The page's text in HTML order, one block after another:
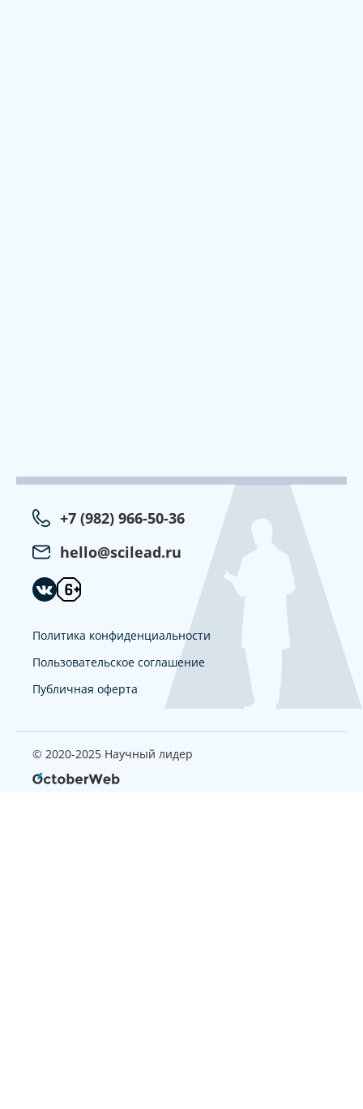
+7 (982) 966-50-36
hello@scilead.ru
Политика конфиденциальности
Пользовательское соглашение
Публичная оферта
© 2020-2025 Научный лидер